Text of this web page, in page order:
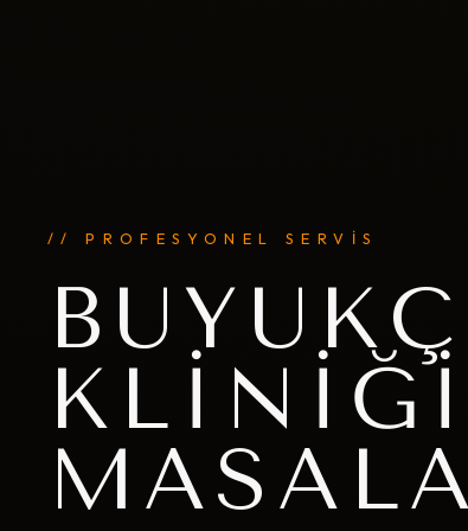
// PROFESYONEL SERVİS
KLINIĞI